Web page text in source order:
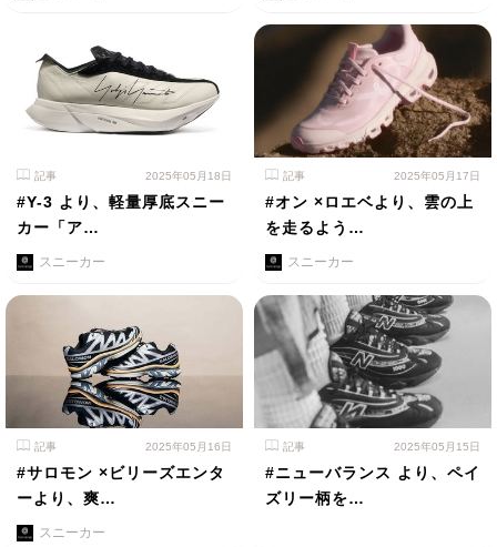
記事 2025年05月18日
#Y-3 より、軽量厚底スニー
カー「ア…
スニーカー
記事 2025年05月17日
#オン ×ロエベより、雲の上
を走るよう…
スニーカー
記事 2025年05月16日
#サロモン ×ビリーズエンタ
ーより、爽…
スニーカー
記事 2025年05月15日
#ニューバランス より、ペイ
ズリー柄を…